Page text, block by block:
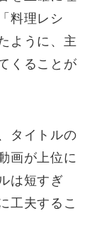
料理レシ
ように、主
くることが
タイトルの
画が上位に
は短すぎ
工夫するこ